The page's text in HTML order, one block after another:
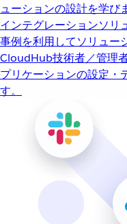
ューションの設計を学び
インテグレーションソリ
事例を利用してソリュー
CloudHub技術者／管理
プリケーションの設定・
す。